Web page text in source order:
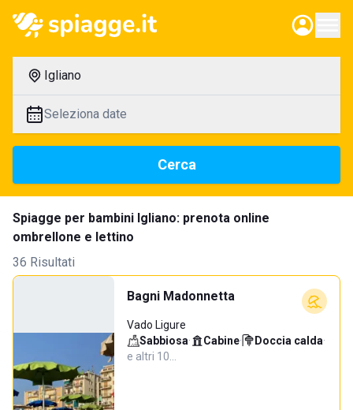
Igliano
Seleziona date
Cerca
Spiagge per bambini Igliano: prenota online
ombrellone e lettino
36 Risultati
Bagni Madonnetta
Vado Ligure
Sabbiosa· Cabine· Doccia calda·
e altri 10…